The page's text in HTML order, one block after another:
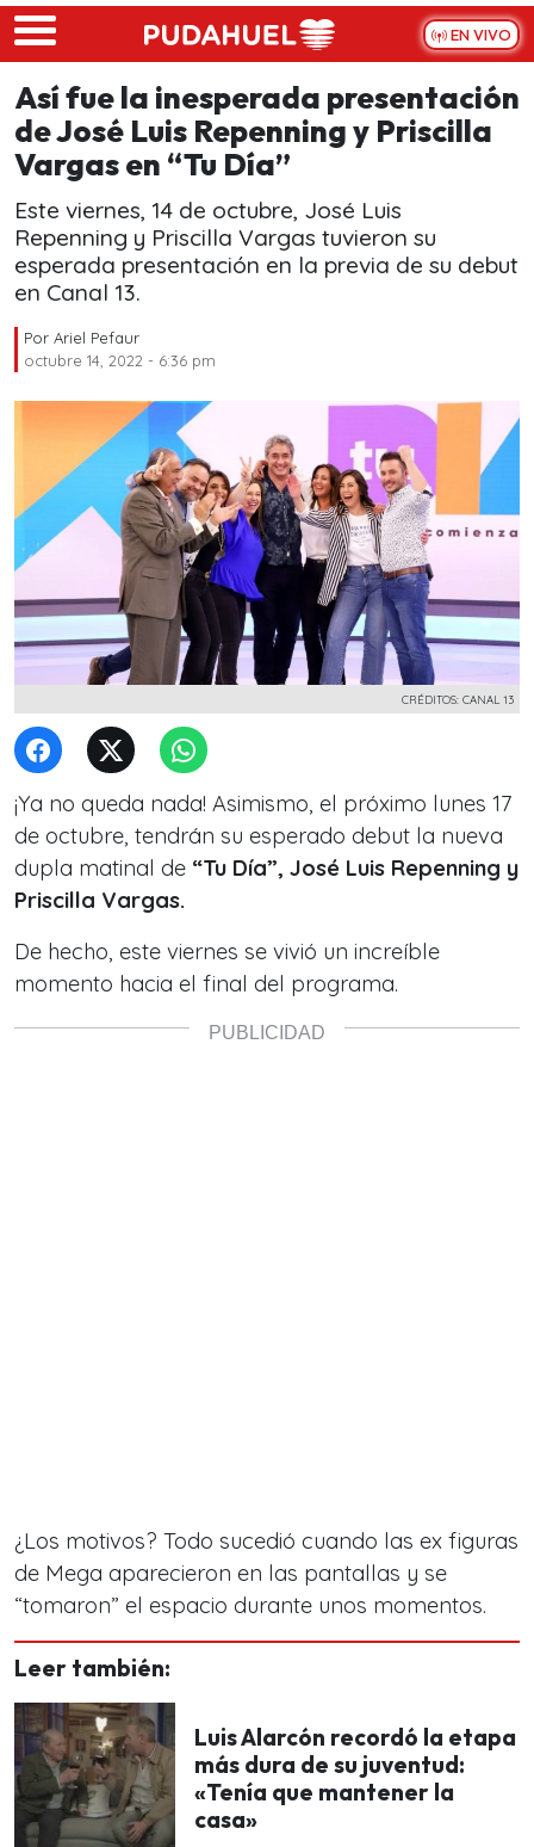
Skip to main content
EN VIVO
Así fue la inesperada presentación
de José Luis Repenning y Priscilla
Vargas en “Tu Día”
Este viernes, 14 de octubre, José Luis
Repenning y Priscilla Vargas tuvieron su
esperada presentación en la previa de su debut
en Canal 13.
Por Ariel Pefaur
octubre 14, 2022 - 6:36 pm
CRÉDITOS: CANAL 13
¡Ya no queda nada! Asimismo, el próximo lunes 17
de octubre, tendrán su esperado debut la nueva
dupla matinal de “Tu Día”, José Luis Repenning y
Priscilla Vargas.
De hecho, este viernes se vivió un increíble
momento hacia el final del programa.
¿Los motivos? Todo sucedió cuando las ex figuras
de Mega aparecieron en las pantallas y se
“tomaron” el espacio durante unos momentos.
Leer también:
Luis Alarcón recordó la etapa
más dura de su juventud:
«Tenía que mantener la
casa»